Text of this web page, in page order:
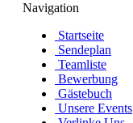
Navigation
Startseite
Sendeplan
Teamliste
Bewerbung
Gästebuch
Unsere Events